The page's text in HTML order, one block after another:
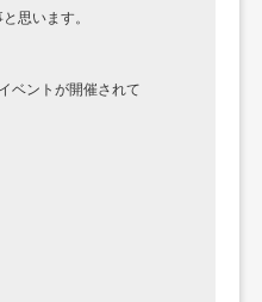
思います。
ベントが開催されて